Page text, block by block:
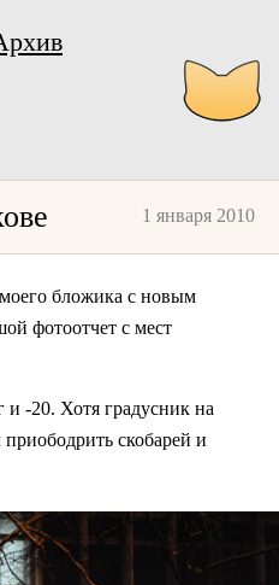
1 января 2010
бложика с новым
фотоотчет с мест
и -20. Хотя градусник на
скобарей и